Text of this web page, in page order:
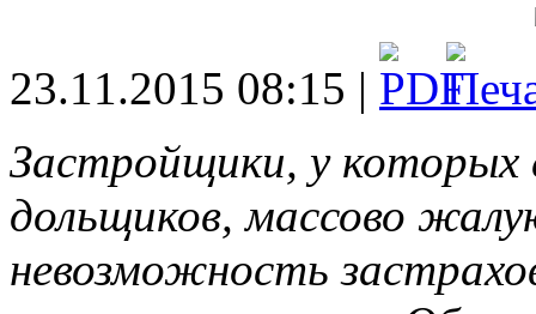
23.11.2015 08:15 |
Застройщики, у которых
дольщиков, массово
невозможность